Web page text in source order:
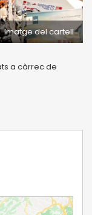
Imatge del cartell
a càrrec de